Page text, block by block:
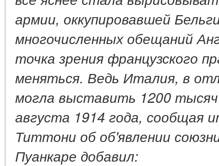
армии, оккупировавшей
многочисленных обещаний
точка зрения французского
меняться. Ведь Италия, в
могла выставить 1200
августа 1914 года, сообщая
Титтони об об'явлении
Пуанкаре добавил: